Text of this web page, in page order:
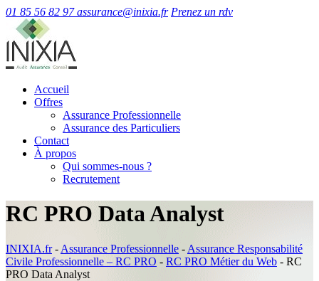
01 85 56 82 97 assurance@inixia.fr Prenez un rdv
Accueil
Offres
Assurance Professionnelle
Assurance des Particuliers
Contact
À propos
Qui sommes-nous ?
Recrutement
RC PRO Data Analyst
INIXIA.fr- Assurance Professionnelle - Assurance Responsabilité
Civile Professionnelle – RC PRO - RC PRO Métier du Web - RC
PRO Data Analyst